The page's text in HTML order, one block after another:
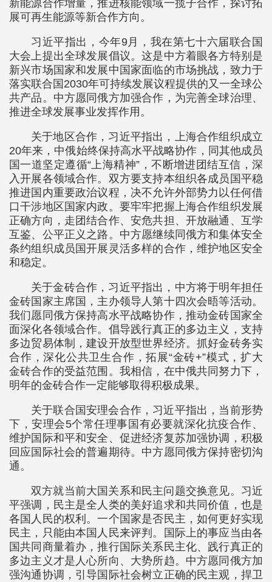
新能源合作增量，推进核能领域一揽子合作，探讨拓
展可再生能源等新合作方向。
习近平指出，今年9月，我在第七十六届联合国
大会上提出全球发展倡议。这是中方着眼各方特别是
新兴市场国家和发展中国家面临的市场挑战，致力于
落实联合国2030年可持续发展议程提供的又一全球公
共产品。中方愿同俄方加强合作，为完善全球治理、
推进全球发展事业发挥作用。
关于地区合作，习近平指出，上海合作组织成立
20年来，中俄始终保持高水平战略协作，同其他成员
国一道坚定遵循“上海精神”，不断增进团结互信，深
入开展各领域合作。双方要支持本组织各成员国平稳
推进国内重要政治议程，决不允许外部势力以任何借
口干涉地区国家内政。要牢牢把握上海合作组织发展
正确方向，走团结合作、安危共担、开放融通、互学
互鉴、公平正义之路。中方愿继续同俄方和集体安全
条约组织成员国开展灵活多样的合作，维护地区安全
和稳定。
关于金砖合作，习近平指出，中方将于明年担任
金砖国家主席国，主办领导人第十四次会晤等活动。
我们愿同俄方保持高水平战略协作，推动金砖国家全
面深化各领域合作。倡导践行真正的多边主义，支持
多边贸易体制，建设开放型世界经济。抓好金砖务实
合作，深化公共卫生合作，拓展“金砖+”模式，扩大
金砖合作的受益范围。我相信，在中俄共同努力下，
明年的金砖合作一定能够取得积极成果。
关于联合国安理会合作，习近平指出，当前形势
下，安理会5个常任理事国有必要就深化抗疫合作、
维护国际和平和安全、促进经济复苏加强协调，积极
回应国际社会的普遍期待。中方愿同俄方保持密切沟
通。
双方就当前大国关系和民主问题交换意见。习近
平强调，民主是全人类的美好追求和共同价值，也是
各国人民的权利。一个国家是否民主，如何更好实现
民主，只能由本国人民来评判。国际上的事应当由各
国共同商量着办，推行国际关系民主化、践行真正的
多边主义才是人心所向、大势所趋。中方愿同俄方加
强沟通协调，引导国际社会树立正确的民主观，捍卫